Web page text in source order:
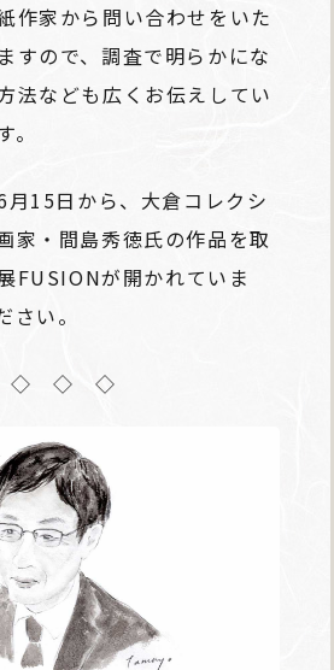
作家から問い合わせをいた
すので、調査で明らかにな
法なども広くお伝えしてい
月15日から、大倉コレクシ
家・間島秀徳氏の作品を取
FUSIONが開かれていま
さい。
◇ ◇ ◇